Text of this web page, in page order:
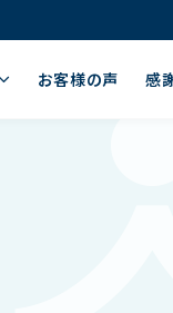
お客様の声 感